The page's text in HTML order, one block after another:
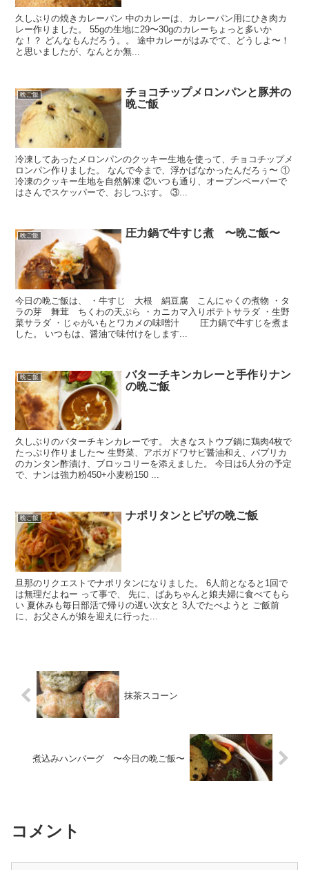
久しぶりの焼きカレーパン 中のカレーは、カレーパン用にひき肉カ
レー作りました。 55gの生地に29〜30gのカレーちょっと多いか
な！？ どんなもんだろう。。 途中カレーがはみでて、どうしよ〜！
と思いましたが、なんとか無...
晩ご飯
チョコチップメロンパンと豚丼の
晩ご飯
冷凍してあったメロンパンのクッキー生地を使って、チョコチップメ
ロンパン作りました。 なんで今まで、浮かばなかったんだろぅ〜 ①
冷凍のクッキー生地を自然解凍 ②いつも通り、オーブンペーパーで
はさんでスケッパーで、おしつぶす。 ③...
晩ご飯 圧力鍋で牛すじ煮 〜晩ご飯〜
今日の晩ご飯は、 ・牛すじ 大根 絹豆腐 こんにゃくの煮物 ・タ
ラの芽 舞茸 ちくわの天ぷら ・カニカマ入りポテトサラダ ・生野
菜サラダ ・じゃがいもとワカメの味噌汁 圧力鍋で牛すじを煮ま
した。 いつもは、醤油で味付けをします...
晩ご飯
バターチキンカレーと手作りナン
の晩ご飯
久しぶりのバターチキンカレーです。 大きなストウブ鍋に鶏肉4枚で
たっぷり作りました〜 生野菜、アボガドワサビ醤油和え、パプリカ
のカンタン酢漬け、ブロッコリーを添えました。 今日は6人分の予定
で、ナンは強力粉450+小麦粉150 ...
晩ご飯 ナポリタンとピザの晩ご飯
旦那のリクエストでナポリタンになりました。 6人前となると1回で
は無理だよねー って事で、 先に、ばあちゃんと娘夫婦に食べてもら
い 夏休みも毎日部活で帰りの遅い次女と 3人でたべようと ご飯前
に、お父さんが娘を迎えに行った...
抹茶スコーン
煮込みハンバーグ 〜今日の晩ご飯〜
コメント